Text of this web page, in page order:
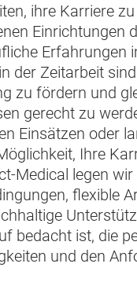
ihre Karriere
Einrichtungen
Erfahrungen
der Zeitarbeit
zu fördern und
gerecht zu
Einsätzen oder
Ihre
Medical legen
flexible
bedacht ist, die
und den